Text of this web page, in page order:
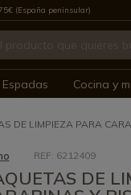
(España peninsular)
Espadas Cocina y
DE LIMPIEZA PARA
REF: 6212409
DE